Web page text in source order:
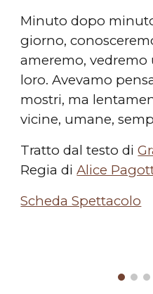
Minuto dopo
giorno,
ameremo,
loro. Avevamo
mostri, ma
vicine, umane,
Tratto dal testo di
Regia diAlice
Scheda Spettacolo